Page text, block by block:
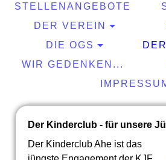
STELLENANGEBOTE
DER VEREIN
DIE OGS
WIR GEDENKEN...
Der Kinderclub - für unsere
Der Kinderclub Ahe ist das